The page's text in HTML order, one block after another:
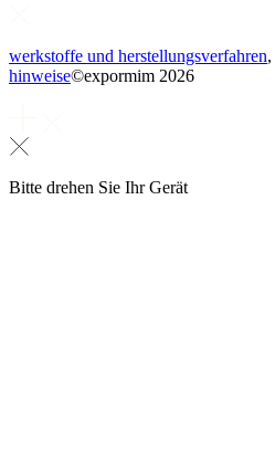
werkstoffe und herstellungsverfahren,
hinweise©expormim 2026
Bitte drehen Sie Ihr Gerät